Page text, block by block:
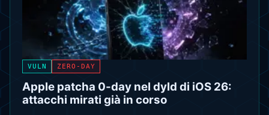
VULN ZERO-DAY
Apple patcha 0-day nel dyld di iOS 26:
attacchi mirati già in corso